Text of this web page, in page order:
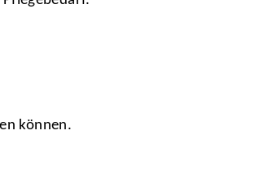
können.